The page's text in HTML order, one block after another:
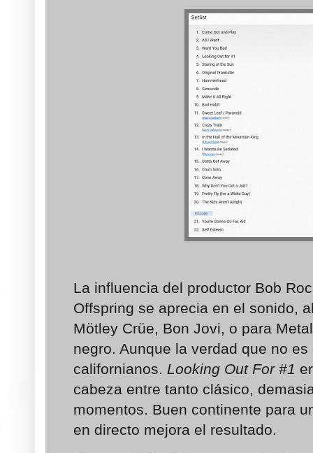
La influencia del productor Bob
Offspring se aprecia en el sonido,
Mötley Crüe, Bon Jovi, o para
negro. Aunque la verdad que no
californianos. Looking Out For #1
cabeza entre tanto clásico,
momentos. Buen continente para
en directo mejora el resultado.